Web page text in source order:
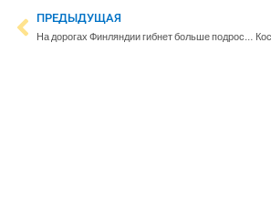
ПРЕДЫДУЩАЯ
На дорогах Финляндии гибнет больше подростков, чем в других Северных странах